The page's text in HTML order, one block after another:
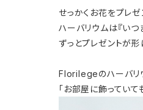
せっかくお花をプレ
ハーバリウムは『い
ずっとプレゼントが形
Florilegeのハーバリ
「お部屋に飾ってい